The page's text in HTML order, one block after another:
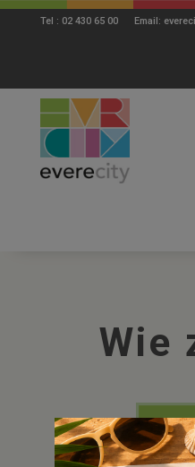
Tel : 02 430 65 00 Email:
Wie